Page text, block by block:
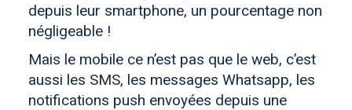
depuis leur smartphone, un pourcentage non
négligeable !
Mais le mobile ce n’est pas que le web, c’est
aussi les SMS, les messages Whatsapp, les
notifications push envoyées depuis une